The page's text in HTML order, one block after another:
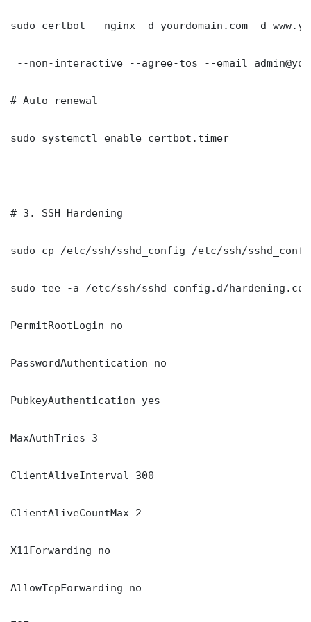
sudo certbot --nginx -d yourdomain.com -d
--non-interactive --agree-tos --email
# Auto-renewal
sudo systemctl enable certbot.timer
# 3. SSH Hardening
sudo cp /etc/ssh/sshd_config /etc/ssh/
sudo tee -a /etc/ssh/sshd_config.d/
PermitRootLogin no
PasswordAuthentication no
PubkeyAuthentication yes
MaxAuthTries 3
ClientAliveInterval 300
ClientAliveCountMax 2
X11Forwarding no
AllowTcpForwarding no